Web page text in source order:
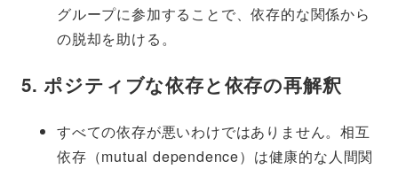
グループに参加することで、依存的な関係から
の脱却を助ける。
5. ポジティブな依存と依存の再解釈
すべての依存が悪いわけではありません。相互
依存（mutual dependence）は健康的な人間関